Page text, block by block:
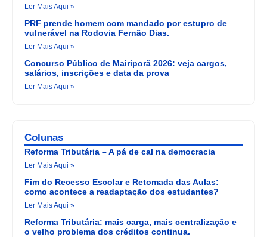
Ler Mais Aqui »
PRF prende homem com mandado por estupro de
vulnerável na Rodovia Fernão Dias.
Ler Mais Aqui »
Concurso Público de Mairiporã 2026: veja cargos,
salários, inscrições e data da prova
Ler Mais Aqui »
Colunas
Reforma Tributária – A pá de cal na democracia
Ler Mais Aqui »
Fim do Recesso Escolar e Retomada das Aulas:
como acontece a readaptação dos estudantes?
Ler Mais Aqui »
Reforma Tributária: mais carga, mais centralização e
o velho problema dos créditos continua.